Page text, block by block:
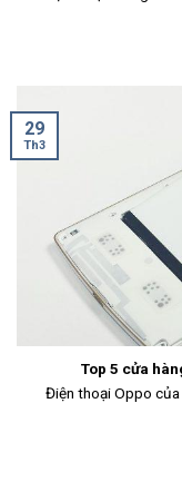
Top 5 cửa
Điện thoại Oppo
29
Th3